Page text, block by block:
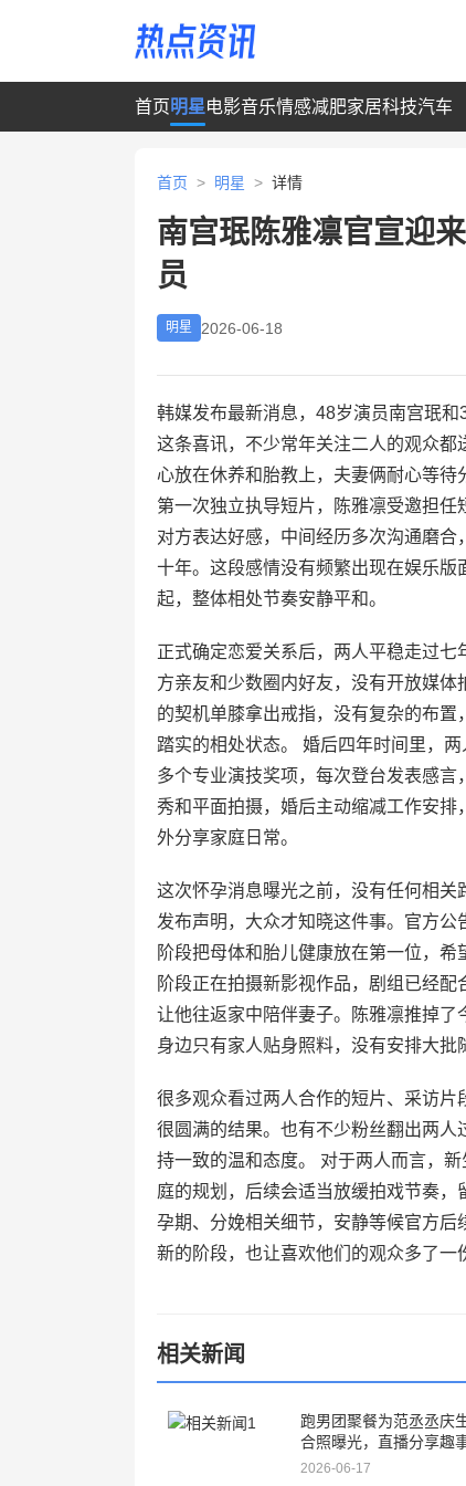
首页明星电影音乐情感减肥家居科技汽车
首页 > 明星 > 详情
南宫珉陈雅凛官宣迎
员
明星 2026-06-18
韩媒发布最新消息，48岁演员南宫珉
这条喜讯，不少常年关注二人的观众
心放在休养和胎教上，夫妻俩耐心等
第一次独立执导短片，陈雅凛受邀担
对方表达好感，中间经历多次沟通磨
十年。这段感情没有频繁出现在娱乐
起，整体相处节奏安静平和。
正式确定恋爱关系后，两人平稳走过
方亲友和少数圈内好友，没有开放媒
的契机单膝拿出戒指，没有复杂的布
踏实的相处状态。 婚后四年时间里，
多个专业演技奖项，每次登台发表感
秀和平面拍摄，婚后主动缩减工作安
外分享家庭日常。
这次怀孕消息曝光之前，没有任何相
发布声明，大众才知晓这件事。官方
阶段把母体和胎儿健康放在第一位，
阶段正在拍摄新影视作品，剧组已经
让他往返家中陪伴妻子。陈雅凛推掉了
身边只有家人贴身照料，没有安排大批
很多观众看过两人合作的短片、采访
很圆满的结果。也有不少粉丝翻出两
持一致的温和态度。 对于两人而言，
庭的规划，后续会适当放缓拍戏节奏
孕期、分娩相关细节，安静等候官方
新的阶段，也让喜欢他们的观众多了一
相关新闻
跑男团聚餐为范丞丞庆
合照曝光，直播分享趣
2026-06-17